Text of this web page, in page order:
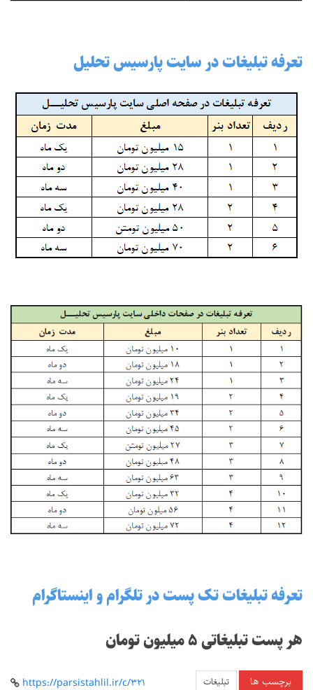
تعرفه تبلیغات در سایت پارسیس تحلیل
تعرفه تبلیغات تک پست در تلگرام و اینستاگرام
هر پست تبلیغاتی 5 میلیون تومان
برچسب ها تبلیغات https://parsistahlil.ir/c/321